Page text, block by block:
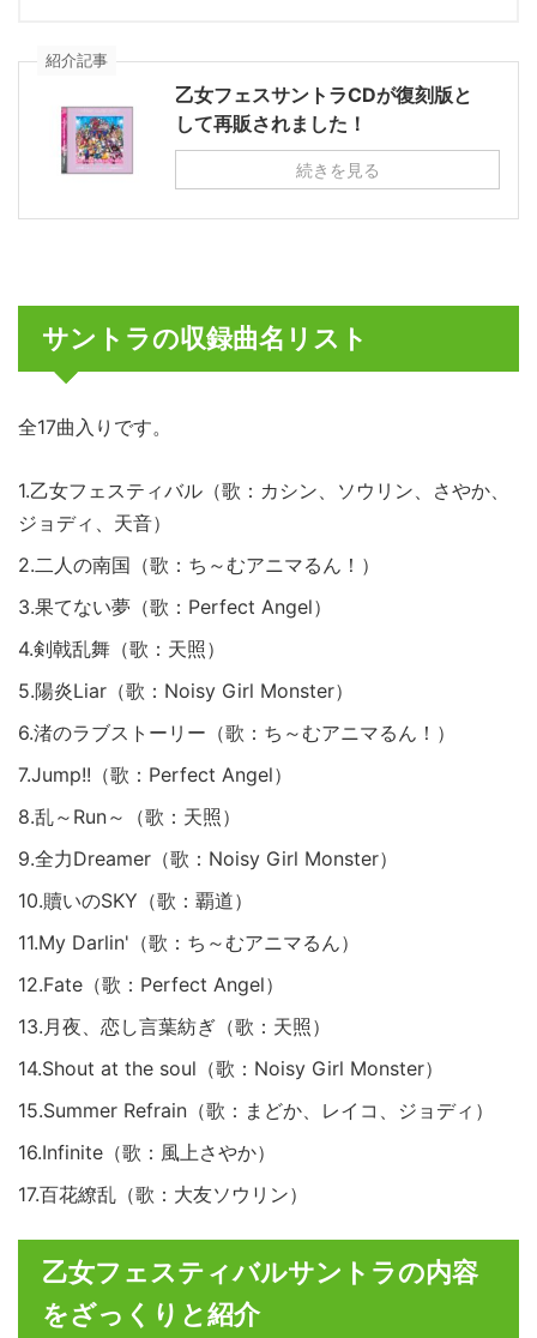
紹介記事
乙女フェスサントラCDが復刻版と
して再販されました！
続きを見る
サントラの収録曲名リスト
全17曲入りです。
1.乙女フェスティバル（歌：カシン、ソウリン、さやか、
ジョディ、天音）
2.二人の南国（歌：ち～むアニマるん！）
3.果てない夢（歌：Perfect Angel）
4.剣戟乱舞（歌：天照）
5.陽炎Liar（歌：Noisy Girl Monster）
6.渚のラブストーリー（歌：ち～むアニマるん！）
7.Jump!!（歌：Perfect Angel）
8.乱～Run～（歌：天照）
9.全力Dreamer（歌：Noisy Girl Monster）
10.贖いのSKY（歌：覇道）
11.My Darlin'（歌：ち～むアニマるん）
12.Fate（歌：Perfect Angel）
13.月夜、恋し言葉紡ぎ（歌：天照）
14.Shout at the soul（歌：Noisy Girl Monster）
15.Summer Refrain（歌：まどか、レイコ、ジョディ）
16.Infinite（歌：風上さやか）
17.百花繚乱（歌：大友ソウリン）
乙女フェスティバルサントラの内容
をざっくりと紹介